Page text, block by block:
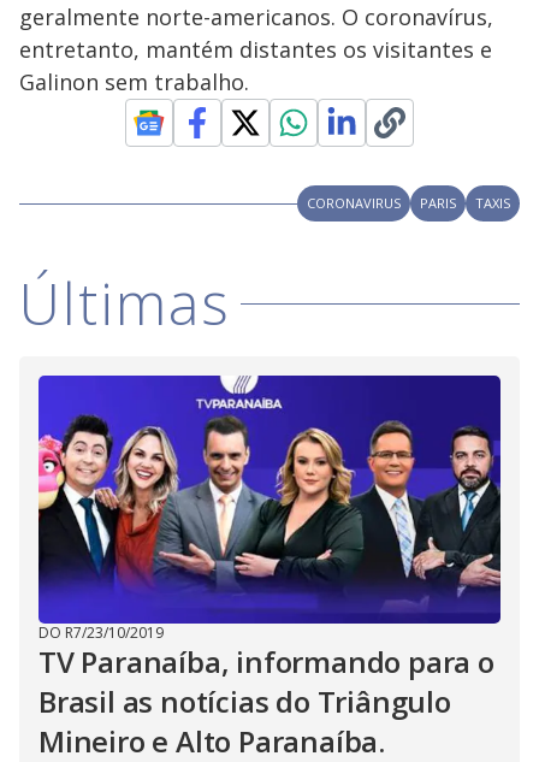
a
y
V
d
e
o
s o
geralmente norte-americanos. O coronavírus,
entretanto, mantém distantes os visitantes e
Galinon sem trabalho.
CORONAVIRUS PARIS TAXIS
Últimas
DO R7/23/10/2019
TV Paranaíba, informando para o
Brasil as notícias do Triângulo
Mineiro e Alto Paranaíba.